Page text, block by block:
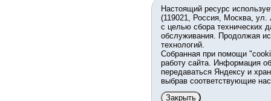
Настоящий ресурс
(119021, Россия, Москва,
с целью сбора технических
обслуживания. Продолжая
технологий.
Собранная при помощи
работу сайта. Информация
передаваться Яндексу и
выбрав соответствующие
Закрыть